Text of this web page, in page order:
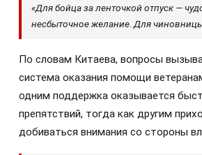
«Для бойца за ленточкой отпуск —
несбыточное желание. Для
По словам Китаева, вопросы
система оказания помощи
одним поддержка оказывается
препятствий, тогда как другим
добиваться внимания со стороны